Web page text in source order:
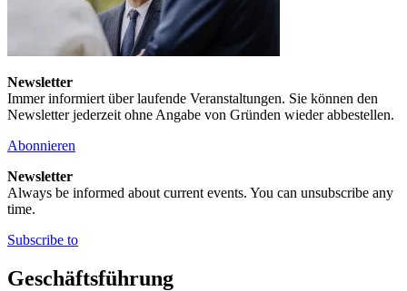
Newsletter
Immer informiert über laufende Veranstaltungen. Sie können den
Newsletter jederzeit ohne Angabe von Gründen wieder abbestellen.
Abonnieren
Newsletter
Always be informed about current events. You can unsubscribe any
time.
Subscribe to
Geschäftsführung